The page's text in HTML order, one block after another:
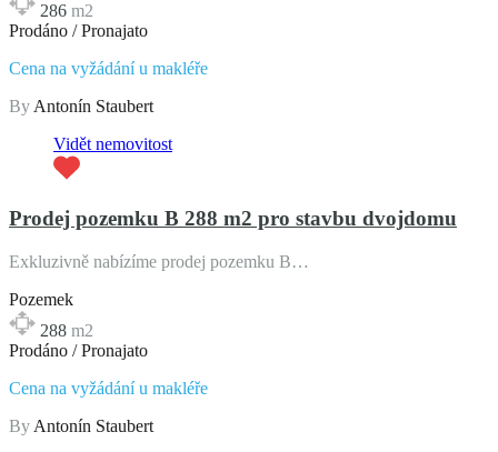
286 m2
Prodáno / Pronajato
Cena na vyžádání u makléře
By Antonín Staubert
Vidět nemovitost
Prodej pozemku B 288 m2 pro stavbu dvojdomu
Exkluzivně nabízíme prodej pozemku B…
Pozemek
288 m2
Prodáno / Pronajato
Cena na vyžádání u makléře
By Antonín Staubert